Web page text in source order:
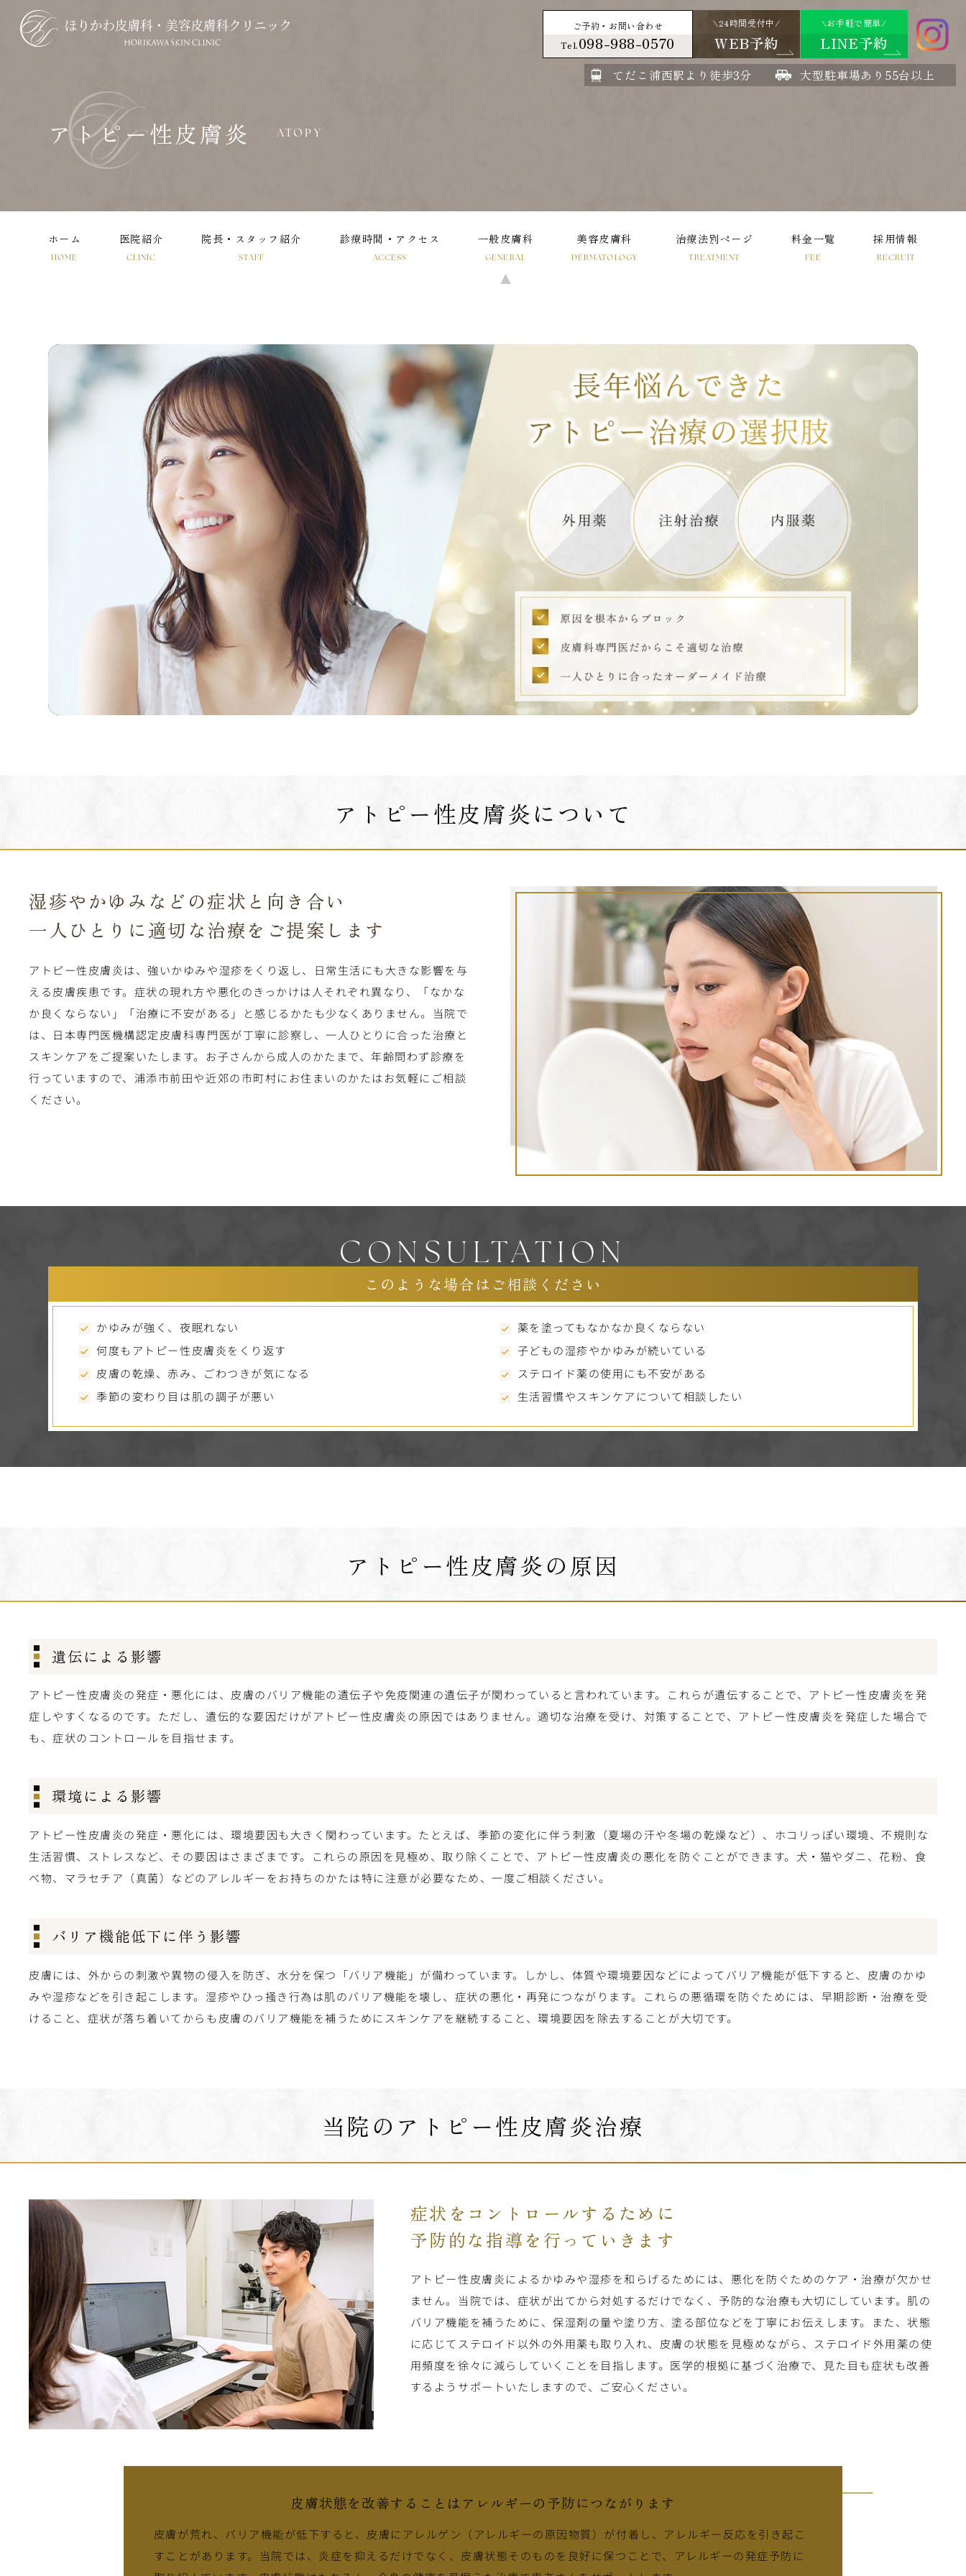
ご予約・お問い合わせ
Tel.098-988-0570
\24時間受付中/
WEB予約
\お手軽で簡単/
LINE予約
てだこ浦西駅より徒歩3分 大型駐車場あり55台以上
アトピー性皮膚炎 ATOPY
ホーム
HOME
医院紹介
CLINIC
院長・スタッフ紹介
STAFF
診療時間・アクセス
ACCESS
一般皮膚科
GENERAL
美容皮膚科
DERMATOLOGY
治療法別ページ
TREATMENT
料金一覧
FEE
採用情報
RECRUIT
アトピー性皮膚炎について
湿疹やかゆみなどの症状と向き合い
一人ひとりに適切な治療をご提案します
アトピー性皮膚炎は、強いかゆみや湿疹をくり返し、日常生活にも大きな影響を与
える皮膚疾患です。症状の現れ方や悪化のきっかけは人それぞれ異なり、「なかな
か良くならない」「治療に不安がある」と感じるかたも少なくありません。当院で
は、日本専門医機構認定皮膚科専門医が丁寧に診察し、一人ひとりに合った治療と
スキンケアをご提案いたします。お子さんから成人のかたまで、年齢問わず診療を
行っていますので、浦添市前田や近郊の市町村にお住まいのかたはお気軽にご相談
ください。
CONSULTATION
このような場合はご相談ください
かゆみが強く、夜眠れない
薬を塗ってもなかなか良くならない
何度もアトピー性皮膚炎をくり返す
子どもの湿疹やかゆみが続いている
皮膚の乾燥、赤み、ごわつきが気になる
ステロイド薬の使用にも不安がある
季節の変わり目は肌の調子が悪い
生活習慣やスキンケアについて相談したい
アトピー性皮膚炎の原因
遺伝による影響
アトピー性皮膚炎の発症・悪化には、皮膚のバリア機能の遺伝子や免疫関連の遺伝子が関わっていると言われています。これらが遺伝することで、アトピー性皮膚炎を発
症しやすくなるのです。ただし、遺伝的な要因だけがアトピー性皮膚炎の原因ではありません。適切な治療を受け、対策することで、アトピー性皮膚炎を発症した場合で
も、症状のコントロールを目指せます。
環境による影響
アトピー性皮膚炎の発症・悪化には、環境要因も大きく関わっています。たとえば、季節の変化に伴う刺激（夏場の汗や冬場の乾燥など）、ホコリっぽい環境、不規則な
生活習慣、ストレスなど、その要因はさまざまです。これらの原因を見極め、取り除くことで、アトピー性皮膚炎の悪化を防ぐことができます。犬・猫やダニ、花粉、食
べ物、マラセチア（真菌）などのアレルギーをお持ちのかたは特に注意が必要なため、一度ご相談ください。
バリア機能低下に伴う影響
皮膚には、外からの刺激や異物の侵入を防ぎ、水分を保つ「バリア機能」が備わっています。しかし、体質や環境要因などによってバリア機能が低下すると、皮膚のかゆ
みや湿疹などを引き起こします。湿疹やひっ掻き行為は肌のバリア機能を壊し、症状の悪化・再発につながります。これらの悪循環を防ぐためには、早期診断・治療を受
けること、症状が落ち着いてからも皮膚のバリア機能を補うためにスキンケアを継続すること、環境要因を除去することが大切です。
当院のアトピー性皮膚炎治療
症状をコントロールするために
予防的な指導を行っていきます
アトピー性皮膚炎によるかゆみや湿疹を和らげるためには、悪化を防ぐためのケア・治療が欠かせ
ません。当院では、症状が出てから対処するだけでなく、予防的な治療も大切にしています。肌の
バリア機能を補うために、保湿剤の量や塗り方、塗る部位などを丁寧にお伝えします。また、状態
に応じてステロイド以外の外用薬も取り入れ、皮膚の状態を見極めながら、ステロイド外用薬の使
用頻度を徐々に減らしていくことを目指します。医学的根拠に基づく治療で、見た目も症状も改善
するようサポートいたしますので、ご安心ください。
皮膚状態を改善することはアレルギーの予防につながります
皮膚が荒れ、バリア機能が低下すると、皮膚にアレルゲン（アレルギーの原因物質）が付着し、アレルギー反応を引き起こ
すことがあります。当院では、炎症を抑えるだけでなく、皮膚状態そのものを良好に保つことで、アレルギーの発症予防に